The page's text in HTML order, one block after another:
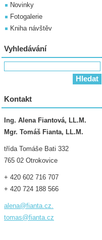
Novinky
Fotogalerie
Kniha návštěv
Vyhledávání
Kontakt
Ing. Alena Fiantová, LL.M.
Mgr. Tomáš Fianta, LL.M.
třída Tomáše Bati 332
765 02 Otrokovice
+ 420 602 716 707
+ 420 724 188 566
alena@fianta.cz.
tomas@fianta.cz